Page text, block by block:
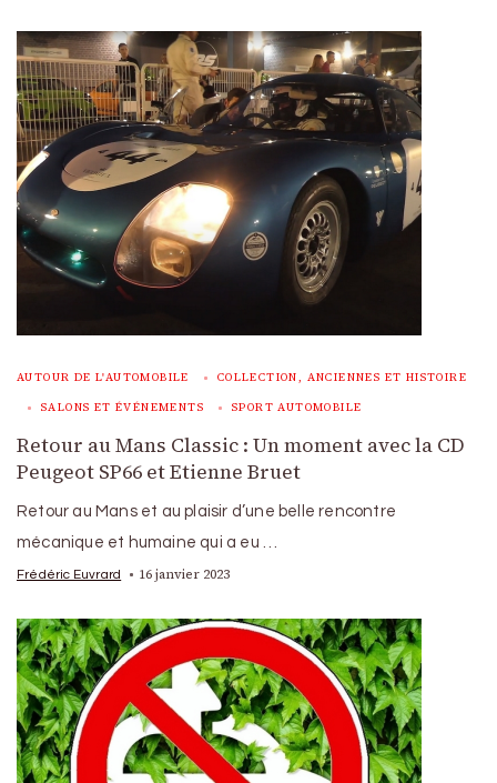
AUTOUR DE L'AUTOMOBILE COLLECTION, ANCIENNES ET HISTOIRE
SALONS ET ÉVÉNEMENTS SPORT AUTOMOBILE
Retour au Mans Classic : Un moment avec la CD
Peugeot SP66 et Etienne Bruet
Retour au Mans et au plaisir d’une belle rencontre
mécanique et humaine qui a eu …
Frédéric Euvrard 16 janvier 2023